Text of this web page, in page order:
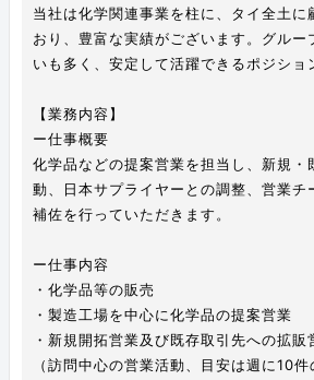
当社は化学関連事業を柱に、タイ全土に
おり、豊富な実績がございます。グルー
いも多く、安定して活躍できるポジショ
【業務内容】
ー仕事概要
化学品などの提案営業を担当し、新規・
動、日本サプライヤーとの調整、営業チ
補佐を行っていただきます。
ー仕事内容
・化学品等の販売
・製造工場を中心に化学品の提案営業
・新規開拓営業及び既存取引先への拡販
（訪問中心の営業活動、目安は週に10